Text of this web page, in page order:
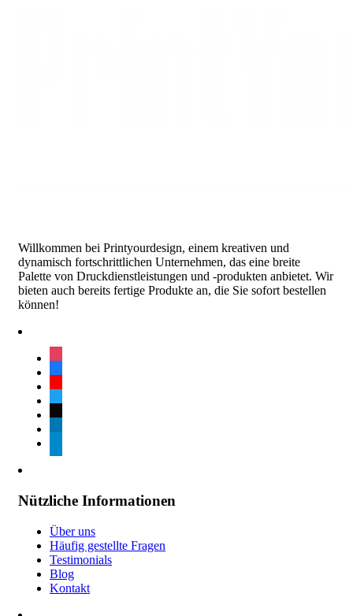
Willkommen bei Printyourdesign, einem kreativen und
dynamisch fortschrittlichen Unternehmen, das eine breite
Palette von Druckdienstleistungen und -produkten anbietet. Wir
bieten auch bereits fertige Produkte an, die Sie sofort bestellen
können!
instagram
facebook
youtube
twitter
tiktok
Nützliche Informationen
Über uns
Häufig gestellte Fragen
Testimonials
Blog
Kontakt